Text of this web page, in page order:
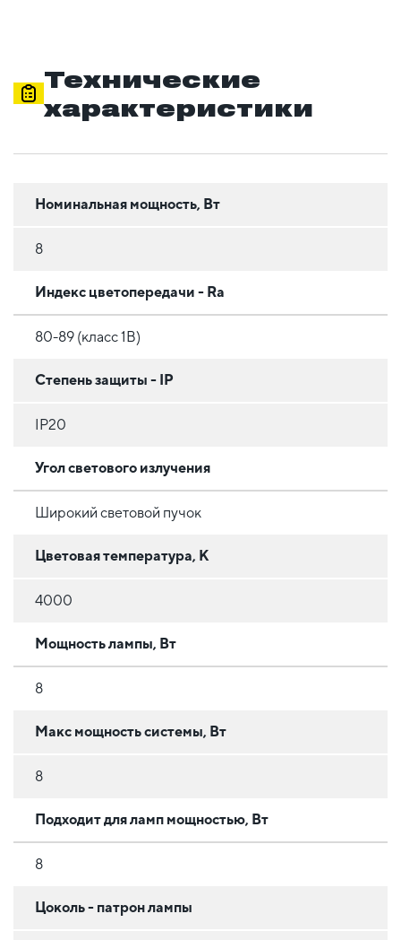
Технические
характеристики
Номинальная мощность, Вт
8
Индекс цветопередачи - Ra
80-89 (класс 1B)
Степень защиты - IP
IP20
Угол светового излучения
Широкий световой пучок
Цветовая температура, К
4000
Мощность лампы, Вт
8
Макс мощность системы, Вт
8
Подходит для ламп мощностью, Вт
8
Цоколь - патрон лампы